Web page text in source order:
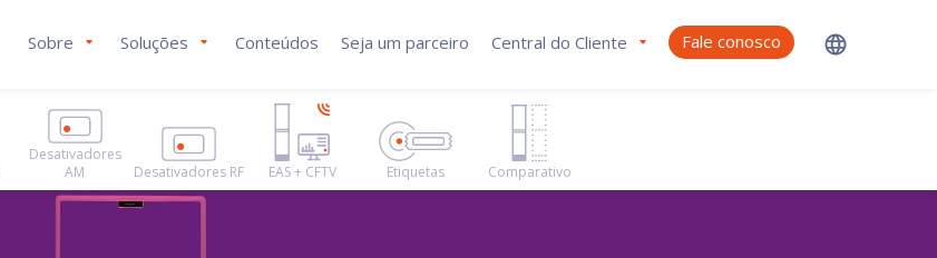
Sobre Soluções Conteúdos Seja um parceiro Central do Cliente Fale conosco
Desativadores
AM
Desativadores RF EAS + CFTV Etiquetas Comparativo